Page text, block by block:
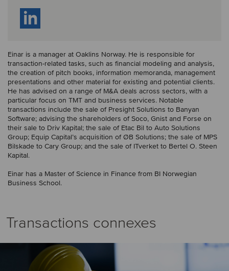
Einar is a manager at Oaklins Norway. He is responsible for
transaction-related tasks, such as financial modeling and analysis,
the creation of pitch books, information memoranda, management
presentations and other material for existing and potential clients.
He has advised on a range of M&A deals across sectors, with a
particular focus on TMT and business services. Notable
transactions include the sale of Presight Solutions to Banyan
Software; advising the shareholders of Soco, Gnist and Forse on
their sale to Driv Kapital; the sale of Etac Bil to Auto Solutions
Group; Equip Capital’s acquisition of ØB Solutions; the sale of MPS
Bilskade to Cary Group; and the sale of ITverket to Bertel O. Steen
Kapital.
Einar has a Master of Science in Finance from BI Norwegian
Business School.
Transactions connexes